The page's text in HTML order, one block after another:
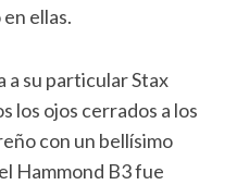
ellas.
a su particular Stax
los ojos cerrados a los
con un bellísimo
Hammond B3 fue